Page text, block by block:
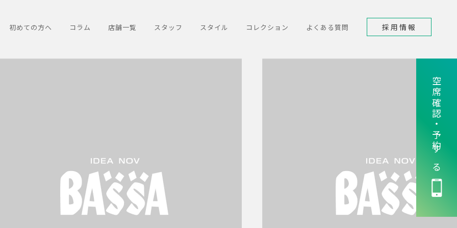
初めての方へ コラム 店舗一覧 スタッフ スタイル コレクション よくある質問 採用情報
空席確認・予約する